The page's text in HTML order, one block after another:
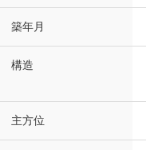
築年月
構造
主方位